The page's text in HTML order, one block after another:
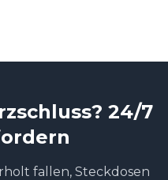
24/7
fallen, Steckdosen